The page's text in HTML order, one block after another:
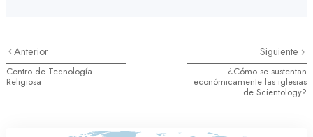
Anterior
Centro de Tecnología
Religiosa
Siguiente
¿Cómo se sustentan
económicamente las iglesias
de Scientology?